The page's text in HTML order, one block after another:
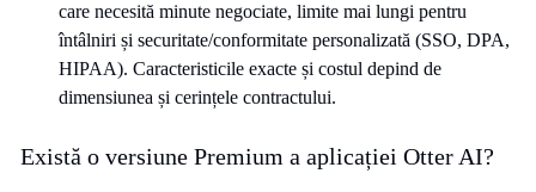
care necesită minute negociate, limite mai lungi pentru
întâlniri și securitate/conformitate personalizată (SSO, DPA,
HIPAA). Caracteristicile exacte și costul depind de
dimensiunea și cerințele contractului.
Există o versiune Premium a aplicației Otter AI?